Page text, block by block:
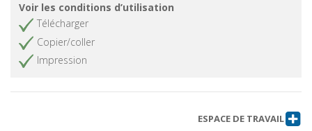
Voir les conditions d’utilisation
Télécharger
Copier/coller
Impression
ESPACE DE TRAVAIL